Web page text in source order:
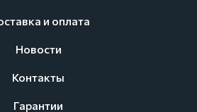
и оплата
Новости
Контакты
Гарантии